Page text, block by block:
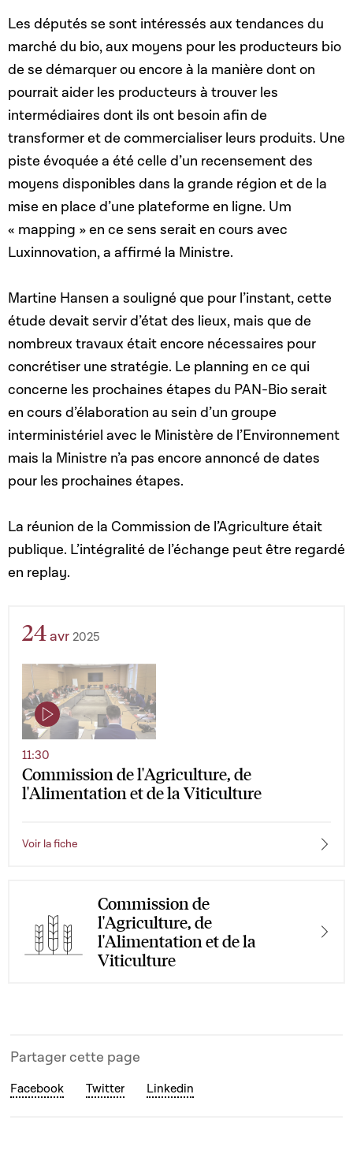
Les députés se sont intéressés aux tendances du
marché du bio, aux moyens pour les producteurs bio
de se démarquer ou encore à la manière dont on
pourrait aider les producteurs à trouver les
intermédiaires dont ils ont besoin afin de
transformer et de commercialiser leurs produits. Une
piste évoquée a été celle d’un recensement des
moyens disponibles dans la grande région et de la
mise en place d’une plateforme en ligne. Um
« mapping » en ce sens serait en cours avec
Luxinnovation, a affirmé la Ministre.
Martine Hansen a souligné que pour l’instant, cette
étude devait servir d’état des lieux, mais que de
nombreux travaux était encore nécessaires pour
concrétiser une stratégie. Le planning en ce qui
concerne les prochaines étapes du PAN-Bio serait
en cours d’élaboration au sein d’un groupe
interministériel avec le Ministère de l’Environnement
mais la Ministre n’a pas encore annoncé de dates
pour les prochaines étapes.
La réunion de la Commission de l’Agriculture était
publique. L’intégralité de l’échange peut être regardé
en replay.
24avr 2025
Commission de l'Agriculture, de
l'Alimentation et de la Viticulture
11:30
Voir la fiche
Commission de
l'Agriculture, de
l'Alimentation et de la
Viticulture
Partager cette page
Facebook Twitter Linkedin